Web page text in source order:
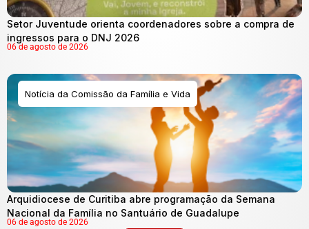
Setor Juventude orienta coordenadores sobre a compra de
ingressos para o DNJ 2026
06 de agosto de 2026
Notícia da Comissão da Família e Vida
Arquidiocese de Curitiba abre programação da Semana
Nacional da Família no Santuário de Guadalupe
06 de agosto de 2026